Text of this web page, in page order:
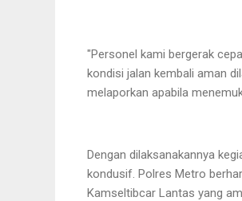
"Personel kami bergerak
kondisi jalan kembali aman
melaporkan apabila
Dengan dilaksanakannya
kondusif. Polres Metro
Kamseltibcar Lantas yang